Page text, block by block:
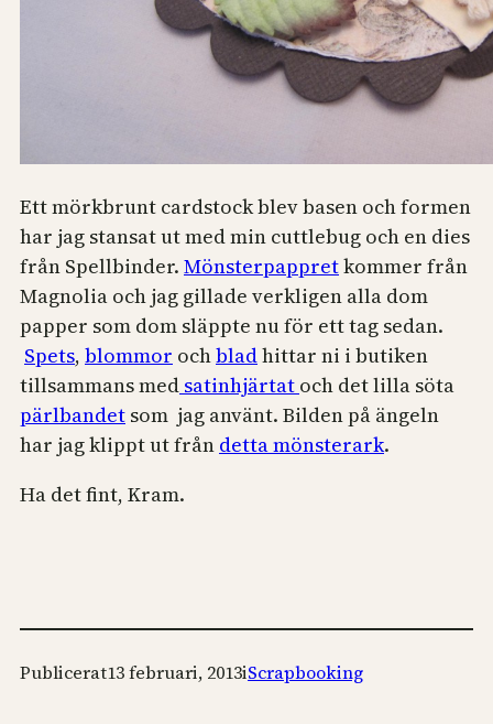
Ett mörkbrunt cardstock blev basen och formen
har jag stansat ut med min cuttlebug och en dies
från Spellbinder. Mönsterpappretkommer från
Magnolia och jag gillade verkligen alla dom
papper som dom släppte nu för ett tag sedan.
Spets, blommor ochbladhittar ni i butiken
tillsammans med satinhjärtat och det lilla söta
pärlbandet som jag använt. Bilden på ängeln
har jag klippt ut från detta mönsterark.
Ha det fint, Kram.
Publicerat13 februari, 2013iScrapbooking